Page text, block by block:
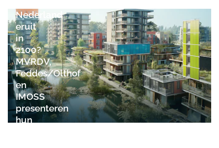
Nederland
eruit
in
2100?
MVRDV,
Feddes/Olthof
en
IMOSS
presenteren
hun